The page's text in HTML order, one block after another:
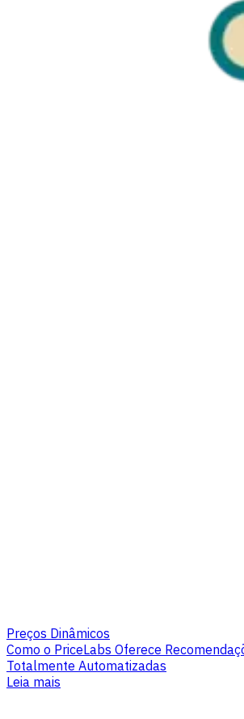
Preços Dinâmicos
Como o PriceLabs Oferece
Totalmente Automatizadas
Leia mais